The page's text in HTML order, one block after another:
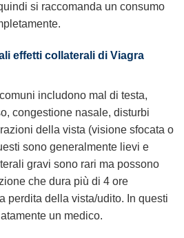
si raccomanda un consumo
effetti collaterali di Viagra
includono mal di testa,
congestione nasale, disturbi
della vista (visione sfocata o
sono generalmente lievi e
gravi sono rari ma possono
che dura più di 4 ore
perdita della vista/udito. In questi
un medico.